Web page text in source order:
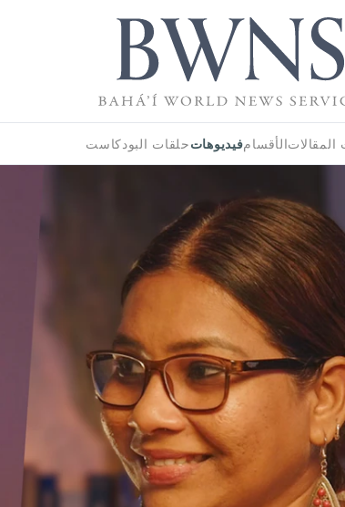
المقالاتالأقسامفيديوهاتحلقات البودكاست